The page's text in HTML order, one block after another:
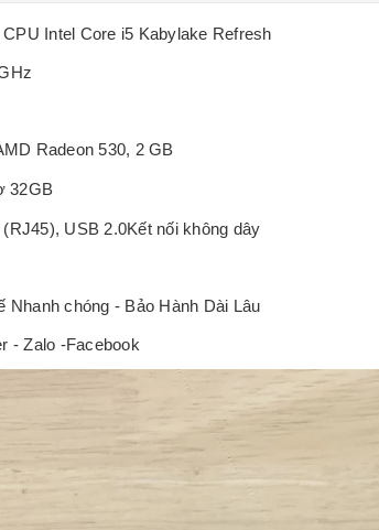
Intel Core i5 Kabylake Refresh
Radeon 530, 2 GB
32GB
USB 2.0Kết nối không dây
Nhanh chóng - Bảo Hành Dài Lâu
- Zalo -Facebook